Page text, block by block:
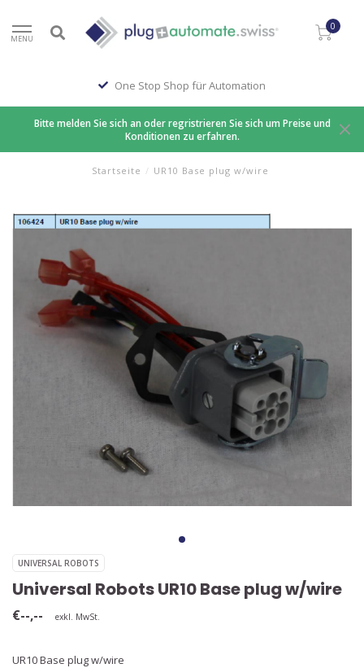
MENU
0
One Stop Shop für Automation
Bitte melden Sie sich an oder regristrieren Sie sich um Preise und
Konditionen zu erfahren.
Startseite / UR10 Base plug w/wire
UNIVERSAL ROBOTS
Universal Robots UR10 Base plug w/wire
€--,-- exkl. MwSt.
UR10 Base plug w/wire